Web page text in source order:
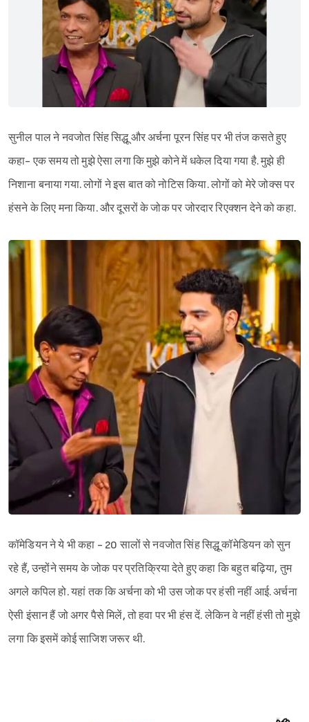
सुनील पाल ने नवजोत सिंह सिद्धू और अर्चना पूरन सिंह पर भी तंज कसते हुए
कहा- एक समय तो मुझे ऐसा लगा कि मुझे कोने में धकेल दिया गया है. मुझे ही
निशाना बनाया गया. लोगों ने इस बात को नोटिस किया. लोगों को मेरे जोक्स पर
हंसने के लिए मना किया. और दूसरों के जोक पर जोरदार रिएक्शन देने को कहा.
कॉमेडियन ने ये भी कहा - 20 सालों से नवजोत सिंह सिद्धू कॉमेडियन को सुन
रहे हैं, उन्होंने समय के जोक पर प्रतिक्रिया देते हुए कहा कि बहुत बढ़िया, तुम
अगले कपिल हो. यहां तक कि अर्चना को भी उस जोक पर हंसी नहीं आई. अर्चना
ऐसी इंसान हैं जो अगर पैसे मिलें, तो हवा पर भी हंस दें. लेकिन वे नहीं हंसी तो मुझे
लगा कि इसमें कोई साजिश जरूर थी.